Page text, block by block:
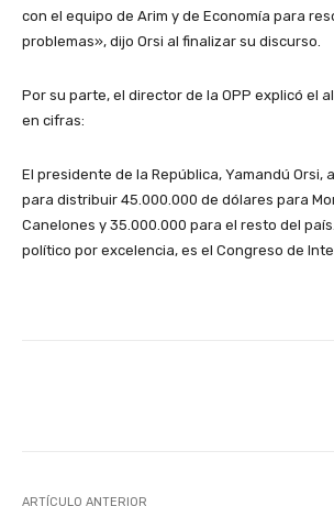
con el equipo de Arim y de Economía para
problemas», dijo Orsi al finalizar su discurso.
Por su parte, el director de la OPP explicó el
en cifras:
El presidente de la República, Yamandú Orsi,
para distribuir 45.000.000 de dólares para
Canelones y 35.000.000 para el resto del
político por excelencia, es el Congreso de
ARTÍCULO ANTERIOR